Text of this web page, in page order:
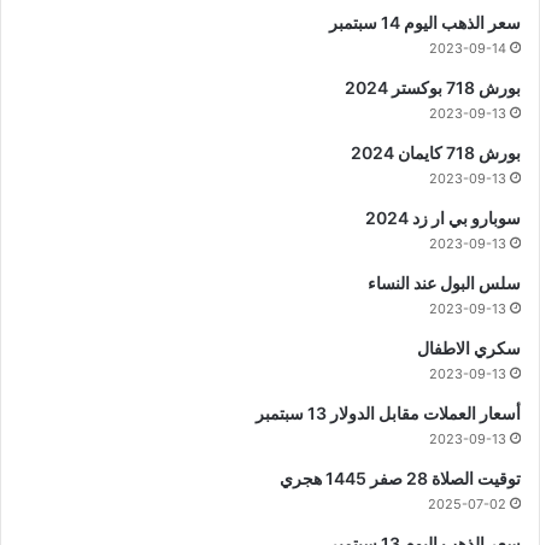
سعر الذهب اليوم 14 سبتمبر
2023-09-14
بورش 718 بوكستر 2024
2023-09-13
بورش 718 كايمان 2024
2023-09-13
سوبارو بي ار زد 2024
2023-09-13
سلس البول عند النساء
2023-09-13
سكري الاطفال
2023-09-13
أسعار العملات مقابل الدولار 13 سبتمبر
2023-09-13
توقيت الصلاة 28 صفر 1445 هجري
2025-07-02